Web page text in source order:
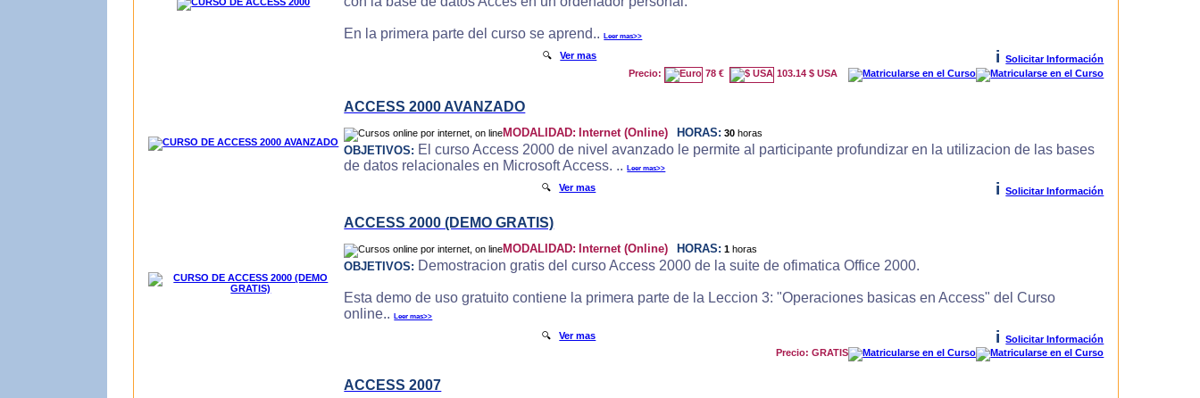
En la primera parte del curso se aprend..Leer mas>>
🔍Ver mas i
Solicitar Información
Precio:
78 € 103.14 $ USA
ACCESS 2000 AVANZADO
MODALIDAD: Internet (Online) HORAS: 30 horas
OBJETIVOS: El curso Access 2000 de nivel avanzado le permite al participante profundizar en la utilizacion de las bases
de datos relacionales en Microsoft Access. ..Leer mas>>
🔍Ver mas i Solicitar Información
ACCESS 2000 (DEMO GRATIS)
MODALIDAD: Internet (Online) HORAS: 1 horas
OBJETIVOS: Demostracion gratis del curso Access 2000 de la suite de ofimatica Office 2000.
Esta demo de uso gratuito contiene la primera parte de la Leccion 3: "Operaciones basicas en Access" del Curso
online..Leer mas>>
🔍Ver mas i
Solicitar Información
Precio: GRATIS
ACCESS 2007